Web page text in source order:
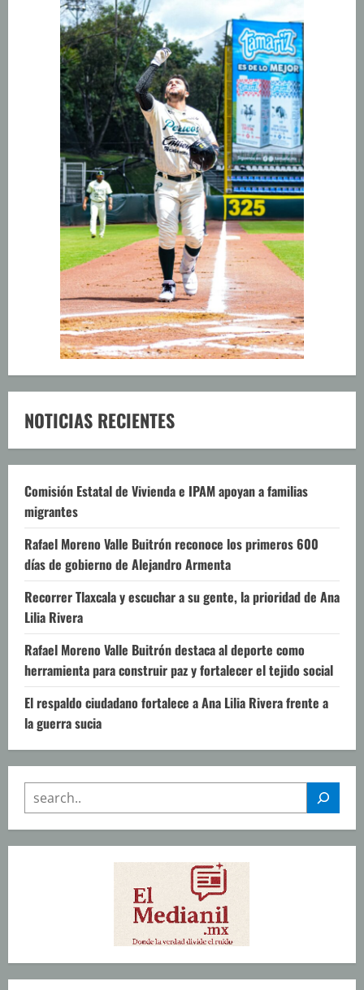
NOTICIAS RECIENTES
Comisión Estatal de Vivienda e IPAM apoyan a familias
migrantes
Rafael Moreno Valle Buitrón reconoce los primeros 600
días de gobierno de Alejandro Armenta
Recorrer Tlaxcala y escuchar a su gente, la prioridad de Ana
Lilia Rivera
Rafael Moreno Valle Buitrón destaca al deporte como
herramienta para construir paz y fortalecer el tejido social
El respaldo ciudadano fortalece a Ana Lilia Rivera frente a
la guerra sucia
SEARCH